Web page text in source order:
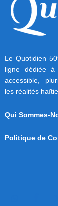
Le Quotidien
ligne dédiée à
accessible,
les réalités
Qui Sommes-
Politique de